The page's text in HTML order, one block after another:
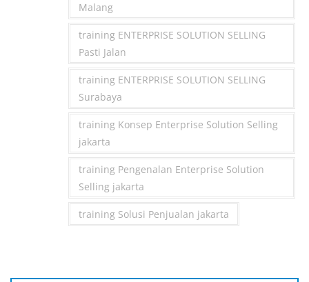
Malang
training ENTERPRISE SOLUTION SELLING
Pasti Jalan
training ENTERPRISE SOLUTION SELLING
Surabaya
training Konsep Enterprise Solution Selling
jakarta
training Pengenalan Enterprise Solution
Selling jakarta
training Solusi Penjualan jakarta
Post